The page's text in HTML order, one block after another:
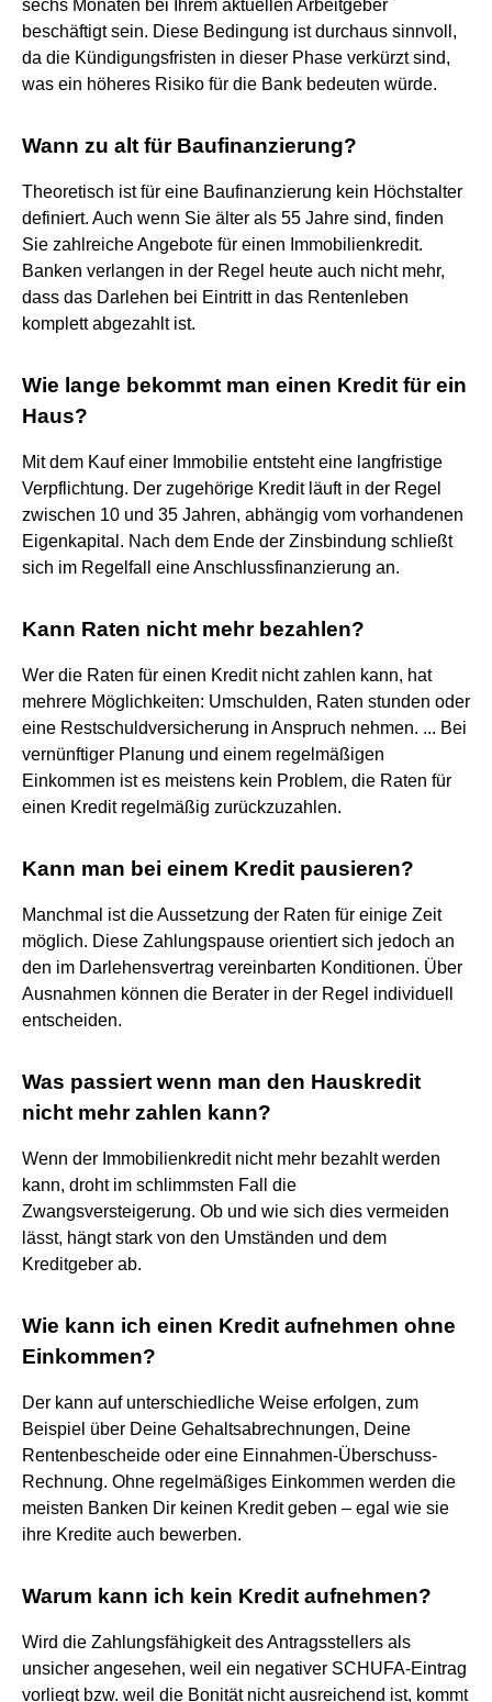
sechs Monaten bei Ihrem aktuellen Arbeitgeber
beschäftigt sein. Diese Bedingung ist durchaus sinnvoll,
da die Kündigungsfristen in dieser Phase verkürzt sind,
was ein höheres Risiko für die Bank bedeuten würde.
Wann zu alt für Baufinanzierung?
Theoretisch ist für eine Baufinanzierung kein Höchstalter
definiert. Auch wenn Sie älter als 55 Jahre sind, finden
Sie zahlreiche Angebote für einen Immobilienkredit.
Banken verlangen in der Regel heute auch nicht mehr,
dass das Darlehen bei Eintritt in das Rentenleben
komplett abgezahlt ist.
Wie lange bekommt man einen Kredit für ein
Haus?
Mit dem Kauf einer Immobilie entsteht eine langfristige
Verpflichtung. Der zugehörige Kredit läuft in der Regel
zwischen 10 und 35 Jahren, abhängig vom vorhandenen
Eigenkapital. Nach dem Ende der Zinsbindung schließt
sich im Regelfall eine Anschlussfinanzierung an.
Kann Raten nicht mehr bezahlen?
Wer die Raten für einen Kredit nicht zahlen kann, hat
mehrere Möglichkeiten: Umschulden, Raten stunden oder
eine Restschuldversicherung in Anspruch nehmen. ... Bei
vernünftiger Planung und einem regelmäßigen
Einkommen ist es meistens kein Problem, die Raten für
einen Kredit regelmäßig zurückzuzahlen.
Kann man bei einem Kredit pausieren?
Manchmal ist die Aussetzung der Raten für einige Zeit
möglich. Diese Zahlungspause orientiert sich jedoch an
den im Darlehensvertrag vereinbarten Konditionen. Über
Ausnahmen können die Berater in der Regel individuell
entscheiden.
Was passiert wenn man den Hauskredit
nicht mehr zahlen kann?
Wenn der Immobilienkredit nicht mehr bezahlt werden
kann, droht im schlimmsten Fall die
Zwangsversteigerung. Ob und wie sich dies vermeiden
lässt, hängt stark von den Umständen und dem
Kreditgeber ab.
Wie kann ich einen Kredit aufnehmen ohne
Einkommen?
Der kann auf unterschiedliche Weise erfolgen, zum
Beispiel über Deine Gehaltsabrechnungen, Deine
Rentenbescheide oder eine Einnahmen-Überschuss-
Rechnung. Ohne regelmäßiges Einkommen werden die
meisten Banken Dir keinen Kredit geben – egal wie sie
ihre Kredite auch bewerben.
Warum kann ich kein Kredit aufnehmen?
Wird die Zahlungsfähigkeit des Antragsstellers als
unsicher angesehen, weil ein negativer SCHUFA-Eintrag
vorliegt bzw. weil die Bonität nicht ausreichend ist, kommt